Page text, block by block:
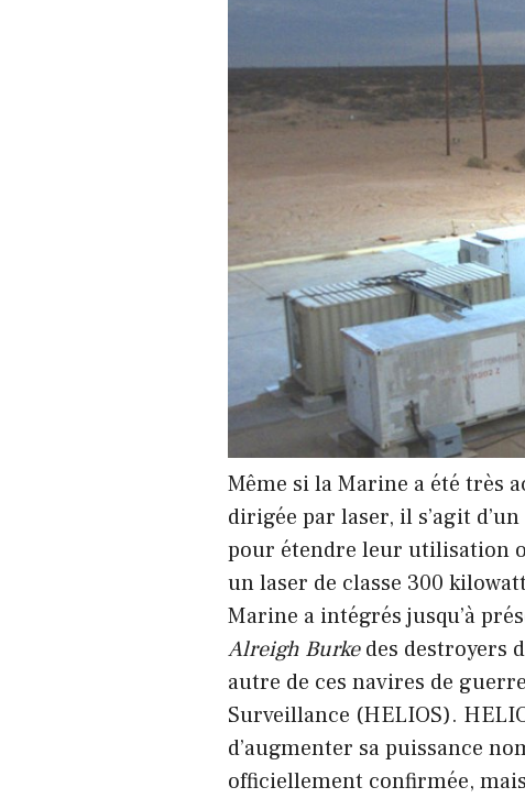
Même si la Marine a été très
dirigée par laser, il s’agit
pour étendre leur utilisation
un laser de classe 300
Marine a intégrés jusqu’à
Alreigh Burkedes destroyers
autre de ces navires de
Surveillance (HELIOS).
d’augmenter sa puissance
officiellement confirmée,